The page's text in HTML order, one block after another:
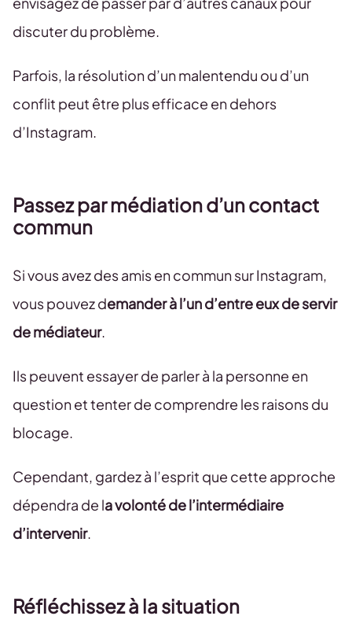
discuter du problème.
Parfois, la résolution d’un malentendu ou d’un
conflit peut être plus efficace en dehors
d’Instagram.
Passez par médiation d’un contact
commun
Si vous avez des amis en commun sur Instagram,
vous pouvez demander à l’un d’entre eux de servir
de médiateur.
Ils peuvent essayer de parler à la personne en
question et tenter de comprendre les raisons du
blocage.
Cependant, gardez à l’esprit que cette approche
dépendra de la volonté de l’intermédiaire
d’intervenir.
Réfléchissez à la situation